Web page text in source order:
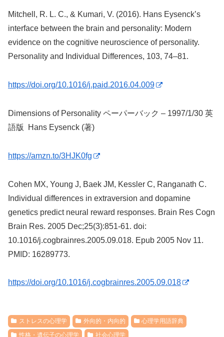
Mitchell, R. L. C., & Kumari, V. (2016). Hans Eysenck’s
interface between the brain and personality: Modern
evidence on the cognitive neuroscience of personality.
Personality and Individual Differences, 103, 74–81.
https://doi.org/10.1016/j.paid.2016.04.009
Dimensions of Personality ペーパーバック – 1997/1/30 英
語版 Hans Eysenck (著)
https://amzn.to/3HJK0fg
Cohen MX, Young J, Baek JM, Kessler C, Ranganath C.
Individual differences in extraversion and dopamine
genetics predict neural reward responses. Brain Res Cogn
Brain Res. 2005 Dec;25(3):851-61. doi:
10.1016/j.cogbrainres.2005.09.018. Epub 2005 Nov 11.
PMID: 16289773.
https://doi.org/10.1016/j.cogbrainres.2005.09.018
ストレスの心理学 外向的・内向的
心理学用語辞典
性格・遺伝子の心理学
社会心理学